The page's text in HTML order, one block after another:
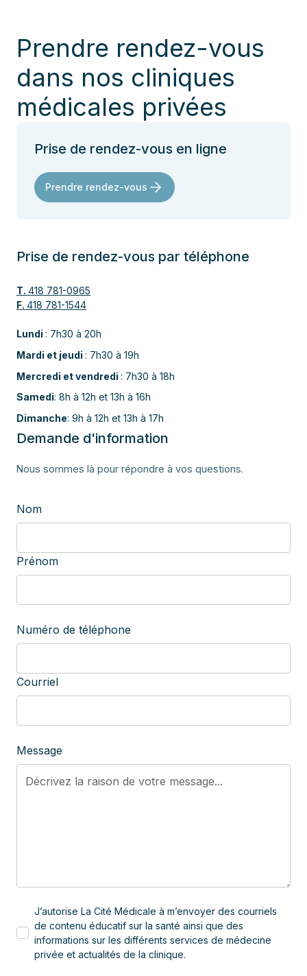
Prendre rendez-vous
dans nos cliniques
médicales privées
Prise de rendez-vous en ligne
Prendre rendez-vous
Prise de rendez-vous par téléphone
T. 418 781-0965
F. 418 781-1544
Lundi : 7h30 à 20h
Mardi et jeudi : 7h30 à 19h
Mercredi et vendredi : 7h30 à 18h
Samedi: 8h à 12h et 13h à 16h
Dimanche: 9h à 12h et 13h à 17h
Demande d'information
Nous sommes là pour répondre à vos questions.
Nom
Prénom
Numéro de téléphone
Courriel
Message
J’autorise La Cité Médicale à m’envoyer des courriels
de contenu éducatif sur la santé ainsi que des
informations sur les différents services de médecine
privée et actualités de la clinique.